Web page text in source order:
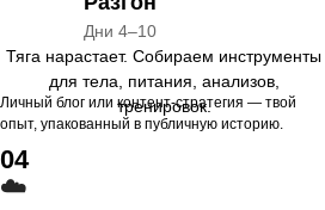
Личный блог или контент-стратегия — твой
опыт, упакованный в публичную историю.
04
Дни 4–10
Тяга нарастает. Собираем инструменты
для тела, питания, анализов,
тренировок.
☁️